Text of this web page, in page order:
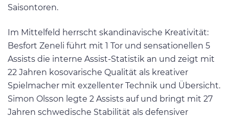
Saisontoren.
Im Mittelfeld herrscht skandinavische Kreativität:
Besfort Zeneli führt mit 1 Tor und sensationellen 5
Assists die interne Assist-Statistik an und zeigt mit
22 Jahren kosovarische Qualität als kreativer
Spielmacher mit exzellenter Technik und Übersicht.
Simon Olsson legte 2 Assists auf und bringt mit 27
Jahren schwedische Stabilität als defensiver